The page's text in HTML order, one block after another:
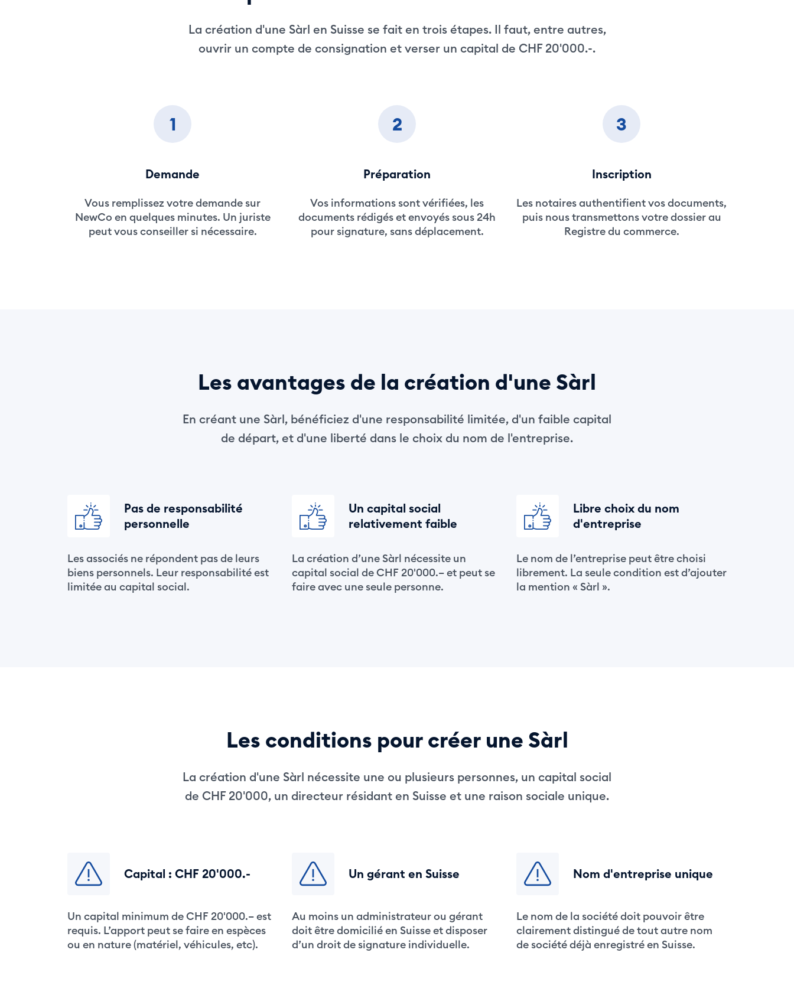
La création d'une Sàrl en Suisse se fait en trois étapes. Il faut, entre autres,
ouvrir un compte de consignation et verser un capital de CHF 20'000.-.
1
Demande
Vous remplissez votre demande sur
NewCo en quelques minutes. Un juriste
peut vous conseiller si nécessaire.
2
Préparation
Vos informations sont vérifiées, les
documents rédigés et envoyés sous 24h
pour signature, sans déplacement.
3
Inscription
Les notaires authentifient vos documents,
puis nous transmettons votre dossier au
Registre du commerce.
Les avantages de la création d'une Sàrl
En créant une Sàrl, bénéficiez d'une responsabilité limitée, d'un faible capital
de départ, et d'une liberté dans le choix du nom de l'entreprise.
Pas de responsabilité
personnelle
Les associés ne répondent pas de leurs
biens personnels. Leur responsabilité est
limitée au capital social.
Un capital social
relativement faible
La création d’une Sàrl nécessite un
capital social de CHF 20'000.– et peut se
faire avec une seule personne.
Libre choix du nom
d'entreprise
Le nom de l’entreprise peut être choisi
librement. La seule condition est d’ajouter
la mention « Sàrl ».
Les conditions pour créer une Sàrl
La création d'une Sàrl nécessite une ou plusieurs personnes, un capital social
de CHF 20'000, un directeur résidant en Suisse et une raison sociale unique.
Capital : CHF 20'000.-
Un capital minimum de CHF 20'000.– est
requis. L’apport peut se faire en espèces
ou en nature (matériel, véhicules, etc).
Un gérant en Suisse
Au moins un administrateur ou gérant
doit être domicilié en Suisse et disposer
d’un droit de signature individuelle.
Nom d'entreprise unique
Le nom de la société doit pouvoir être
clairement distingué de tout autre nom
de société déjà enregistré en Suisse.